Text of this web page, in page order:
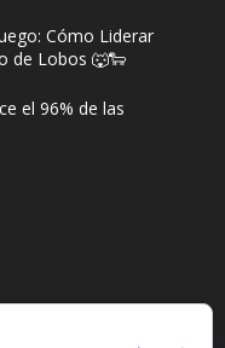
Cómo Liderar
de Lobos 🐺🐑
el 96% de las